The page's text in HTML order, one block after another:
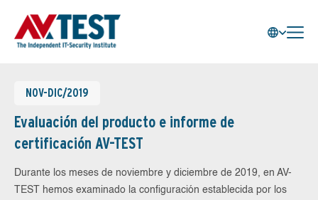
NOV-DIC/2019
Evaluación del producto e informe de
certificación AV-TEST
Durante los meses de noviembre y diciembre de 2019, en AV-
TEST hemos examinado la configuración establecida por los